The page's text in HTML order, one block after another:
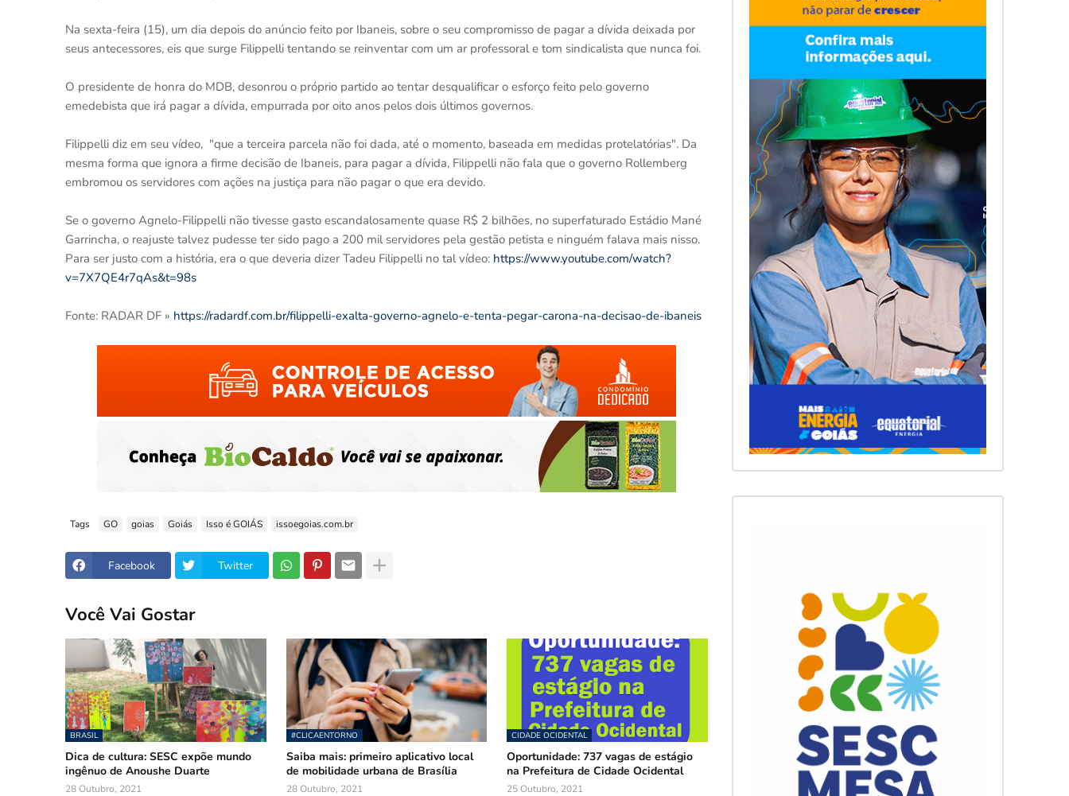
Na sexta-feira (15), um dia depois do anúncio feito por Ibaneis, sobre o seu compromisso de pagar a dívida deixada por
seus antecessores, eis que surge Filippelli tentando se reinventar com um ar professoral e tom sindicalista que nunca foi.
O presidente de honra do MDB, desonrou o próprio partido ao tentar desqualificar o esforço feito pelo governo
emedebista que irá pagar a dívida, empurrada por oito anos pelos dois últimos governos.
Filippelli diz em seu vídeo, "que a terceira parcela não foi dada, até o momento, baseada em medidas protelatórias". Da
mesma forma que ignora a firme decisão de Ibaneis, para pagar a dívida, Filippelli não fala que o governo Rollemberg
embromou os servidores com ações na justiça para não pagar o que era devido.
Se o governo Agnelo-Filippelli não tivesse gasto escandalosamente quase R$ 2 bilhões, no superfaturado Estádio Mané
Garrincha, o reajuste talvez pudesse ter sido pago a 200 mil servidores pela gestão petista e ninguém falava mais nisso.
Para ser justo com a história, era o que deveria dizer Tadeu Filippelli no tal vídeo: https://www.youtube.com/watch?
v=7X7QE4r7qAs&t=98s
Fonte: RADAR DF » https://radardf.com.br/filippelli-exalta-governo-agnelo-e-tenta-pegar-carona-na-decisao-de-ibaneis
Tags GO goias Goiás Isso é GOIÁS issoegoias.com.br
Facebook Twitter
Você Vai Gostar
BRASIL
Dica de cultura: SESC expõe mundo
ingênuo de Anoushe Duarte
28 Outubro, 2021
#CLICAENTORNO
Saiba mais: primeiro aplicativo local
de mobilidade urbana de Brasília
28 Outubro, 2021
CIDADE OCIDENTAL
Oportunidade: 737 vagas de estágio
na Prefeitura de Cidade Ocidental
25 Outubro, 2021